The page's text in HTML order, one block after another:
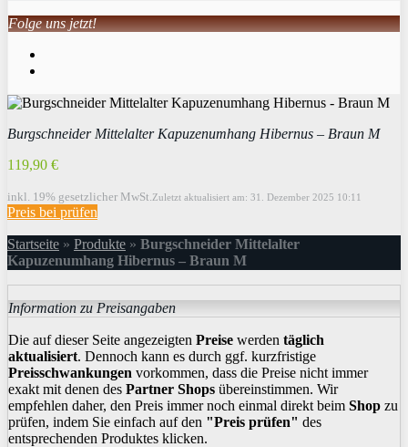
Folge uns jetzt!
Burgschneider Mittelalter Kapuzenumhang Hibernus – Braun M
119,90 €
inkl. 19% gesetzlicher MwSt. Zuletzt aktualisiert am: 31. Dezember 2025 10:11
Preis bei prüfen
Startseite » Produkte » Burgschneider Mittelalter
Kapuzenumhang Hibernus – Braun M
Information zu Preisangaben
Die auf dieser Seite angezeigten Preise werden täglich
aktualisiert. Dennoch kann es durch ggf. kurzfristige
Preisschwankungen vorkommen, dass die Preise nicht immer
exakt mit denen des Partner Shops übereinstimmen. Wir
empfehlen daher, den Preis immer noch einmal direkt beim Shop zu
prüfen, indem Sie einfach auf den "Preis prüfen" des
entsprechenden Produktes klicken.